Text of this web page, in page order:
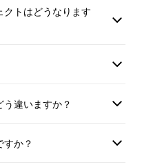
だけます。
ケアも
クトはどうなります
違いますか？
すか？